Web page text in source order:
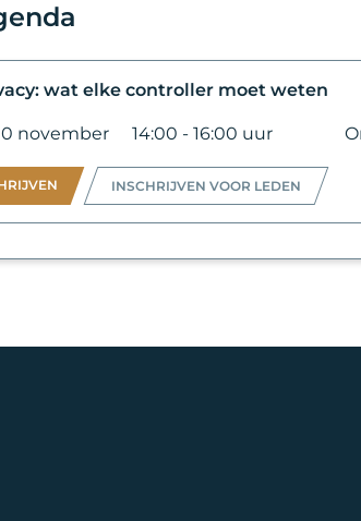
wat elke controller moet weten
november 14:00 - 16:00 uur
INSCHRIJVEN VOOR LEDEN